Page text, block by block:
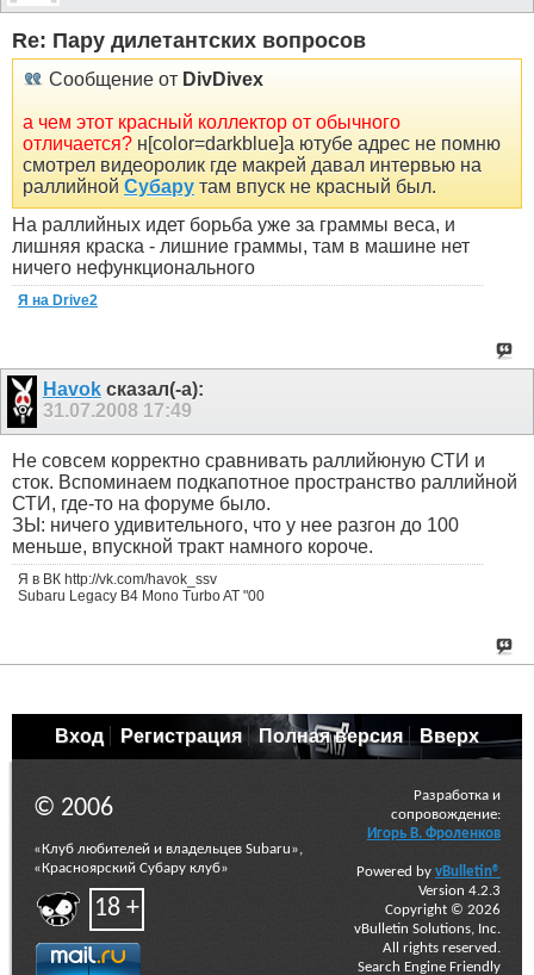
Re: Пару дилетантских вопросов
Сообщение от DivDivex
а чем этот красный коллектор от обычного
отличается? н[color=darkblue]а ютубе адрес не помню
смотрел видеоролик где макрей давал интервью на
раллийной Субару там впуск не красный был.
На раллийных идет борьба уже за граммы веса, и
лишняя краска - лишние граммы, там в машине нет
ничего нефункционального
Я на Drive2
Havokсказал(-а):
31.07.2008 17:49
Не совсем корректно сравнивать раллийюную СТИ и
сток. Вспоминаем подкапотное пространство раллийной
СТИ, где-то на форуме было.
ЗЫ: ничего удивительного, что у нее разгон до 100
меньше, впускной тракт намного короче.
Я в ВК http://vk.com/havok_ssv
Subaru Legacy B4 Mono Turbo AT "00
Вход Регистрация Полная версия Вверх
© 2006
«Клуб любителей и владельцев Subaru»,
«Красноярский Субару клуб»
18 +
Разработка и
сопровождение:
Игорь В. Фроленков
Powered by vBulletin®
Version 4.2.3
Copyright © 2026
vBulletin Solutions, Inc.
All rights reserved.
Search Engine Friendly